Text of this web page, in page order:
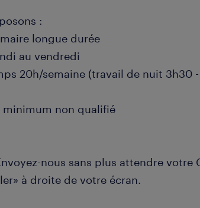
:
longue durée
au vendredi
20h/semaine (travail de nuit 3h30
minimum non qualifié
nous sans plus attendre votre
à droite de votre écran.